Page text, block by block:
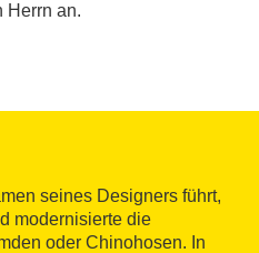
Herrn an.
seines Designers führt,
modernisierte die
oder Chinohosen. In